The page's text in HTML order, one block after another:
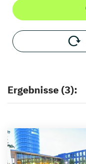
Ergebnisse (3):